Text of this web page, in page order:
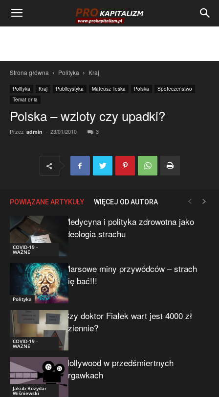
Strona główna Polityka Kraj
Polityka Kraj Publicystyka Mateusz Teska Polska
Społeczeństwo
Temat dnia
Polska – wzloty czy upadki?
Przez admin - 23/01/2010 3
POWIĄZANE ARTYKUŁY WIĘCEJ OD AUTORA
COVID-19 -
WAŻNE
Medycyna i polityka zdrowotna jako
ideologia strachu
Polityka
Marsowe miny przywódców – strach
się bać!!!
COVID-19 -
WAŻNE
Czy doktor Fiałek wart jest 4000 zł
dziennie?
Jakub Bożydar
Wiśniewski
Hollywood w przedśmiertnych
drgawkach